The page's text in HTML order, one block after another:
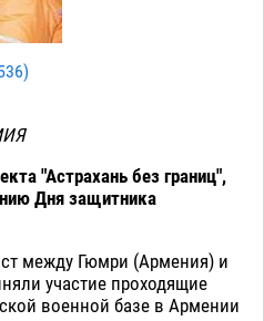
)
"Астрахань без границ",
Дня защитника
между Гюмри (Армения) и
участие проходящие
военной базе в Армении